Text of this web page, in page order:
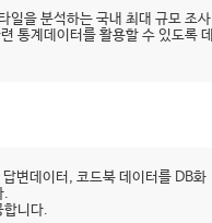
일을 분석하는 국내 최대 규모 조사
통계데이터를 활용할 수 있도록 데
변데이터, 코드북 데이터를 DB화
.
합니다.